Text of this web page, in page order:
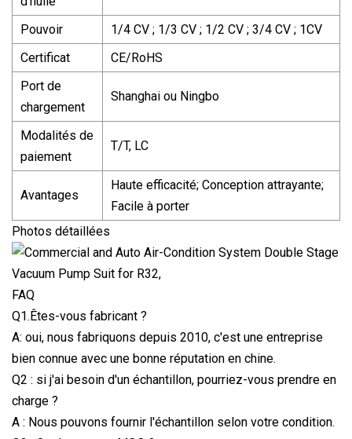
Pouvoir
1/4 CV ; 1/3 CV ; 1/2 CV ; 3/4 CV ; 1CV
Certificat
CE/RoHS
Port de
chargement
Shanghai ou Ningbo
Modalités de
paiement
T/T, LC
Avantages
Haute efficacité; Conception attrayante;
Facile à porter
Photos détaillées
FAQ
Q1.Êtes-vous fabricant ?
A: oui, nous fabriquons depuis 2010, c'est une entreprise
bien connue avec une bonne réputation en chine.
Q2 : si j'ai besoin d'un échantillon, pourriez-vous prendre en
charge ?
A : Nous pouvons fournir l'échantillon selon votre condition.